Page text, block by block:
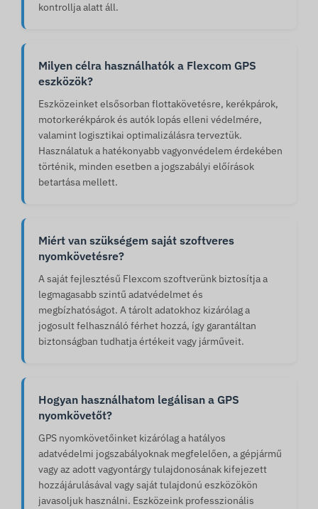
kontrollja alatt áll.
Milyen célra használhatók a Flexcom GPS
eszközök?
Eszközeinket elsősorban flottakövetésre, kerékpárok,
motorkerékpárok és autók lopás elleni védelmére,
valamint logisztikai optimalizálásra terveztük.
Használatuk a hatékonyabb vagyonvédelem érdekében
történik, minden esetben a jogszabályi előírások
betartása mellett.
Miért van szükségem saját szoftveres
nyomkövetésre?
A saját fejlesztésű Flexcom szoftverünk biztosítja a
legmagasabb szintű adatvédelmet és
megbízhatóságot. A tárolt adatokhoz kizárólag a
jogosult felhasználó férhet hozzá, így garantáltan
biztonságban tudhatja értékeit vagy járműveit.
Hogyan használhatom legálisan a GPS
nyomkövetőt?
GPS nyomkövetőinket kizárólag a hatályos
adatvédelmi jogszabályoknak megfelelően, a gépjármű
vagy az adott vagyontárgy tulajdonosának kifejezett
hozzájárulásával vagy saját tulajdonú eszközökön
javasoljuk használni. Eszközeink professzionális